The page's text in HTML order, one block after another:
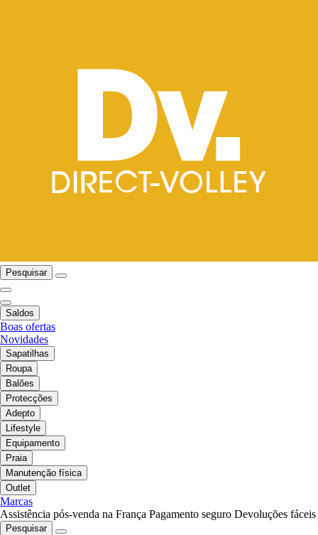
Pesquisar
Saldos
Boas ofertas
Novidades
Sapatilhas
Roupa
Balões
Protecções
Adepto
Lifestyle
Equipamento
Praia
Manutenção física
Outlet
Marcas
Assistência pós-venda na França Pagamento seguro Devoluções fáceis
Pesquisar